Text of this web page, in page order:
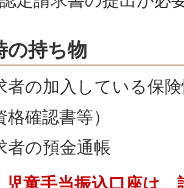
の持ち物
者の加入している保
格確認書等）
者の預金通帳
児童手当振込口座は